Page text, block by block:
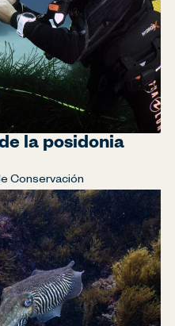
la posidonia
Conservación